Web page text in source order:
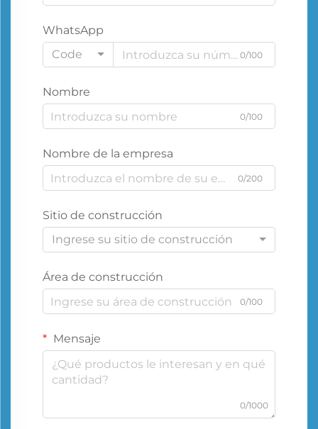
WhatsApp
Code
0/100
Nombre
0/100
Nombre de la empresa
0/200
Sitio de construcción
Ingrese su sitio de construcción
Área de construcción
0/100
Mensaje
0/1000